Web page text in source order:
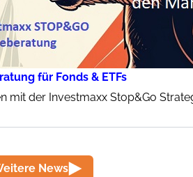
für Fonds & ETFs
mit der Investmaxx Stop&Go
News